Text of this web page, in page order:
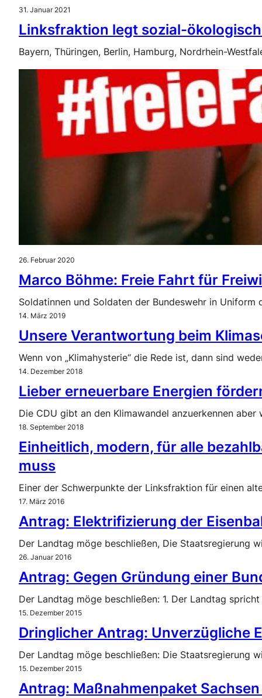
31. Januar 2021
Linksfraktion legt sozial-
Bayern, Thüringen, Berlin, Hamburg, Nordrhein-
26. Februar 2020
Marco Böhme: Freie Fahrt für
Soldatinnen und Soldaten der Bundeswehr in
14. März 2019
Unsere Verantwortung beim
Wenn von „Klimahysterie“ die Rede ist, dann sind
14. Dezember 2018
Lieber erneuerbare Energien
Die CDU gibt an den Klimawandel anzuerkennen
18. September 2018
Einheitlich, modern, für alle
muss
Einer der Schwerpunkte der Linksfraktion für einen
17. März 2016
Antrag: Elektrifizierung der
Der Landtag möge beschließen, Die
26. Januar 2016
Antrag: Gegen Gründung einer
Der Landtag möge beschließen: 1. Der Landtag
15. Dezember 2015
Dringlicher Antrag: Unverzügliche
Der Landtag möge beschließen: Die Staatsregierung
15. Dezember 2015
Antrag: Maßnahmenpaket